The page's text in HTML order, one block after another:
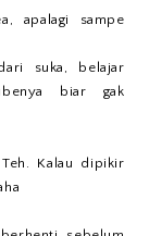
apalagi sampe
suka, belajar
biar gak
Kalau dipikir